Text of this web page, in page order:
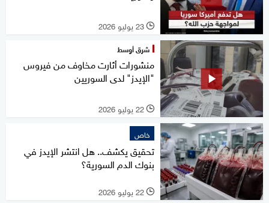
l 23 يوليو 2026
شرق أوسط
منشورات أثارت مخاوف من فيروس
"الإيدز" لدى السوريين
l 22 يوليو 2026
خاص
تحقيق يكشف.. هل انتشر الإيدز في
بنوك الدم السورية؟
l 22 يوليو 2026